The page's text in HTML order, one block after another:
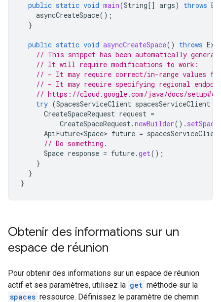
public static void main(String[] args) throws
asyncCreateSpace();
}
public static void asyncCreateSpace() throws
// This snippet has been automatically
// It will require modifications to work:
// - It may require correct/in-range values
// - It may require specifying regional
// https://cloud.google.com/java/docs/
try (SpacesServiceClient spacesServiceClient
CreateSpaceRequest request =
CreateSpaceRequest.newBuilder(). setSpace
ApiFuture<Space> future =
// Do something.
Space response = future.get();
}
}
}
Obtenir des informations sur un
espace de réunion
Pour obtenir des informations sur un espace de réunion
actif et ses paramètres, utilisez la get méthode sur la
spaces ressource. Définissez le paramètre de chemin